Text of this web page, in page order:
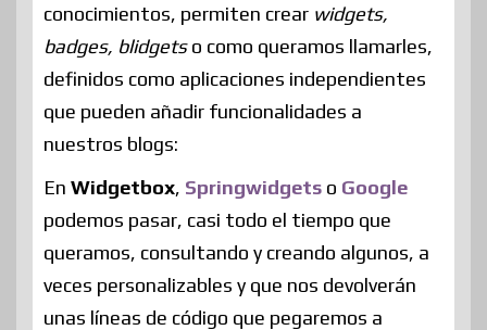
conocimientos, permiten crear widgets,
badges, blidgetso como queramos llamarles,
definidos como aplicaciones independientes
que pueden añadir funcionalidades a
nuestros blogs:
En Widgetbox, Springwidgets o Google
podemos pasar, casi todo el tiempo que
queramos, consultando y creando algunos, a
veces personalizables y que nos devolverán
unas líneas de código que pegaremos a